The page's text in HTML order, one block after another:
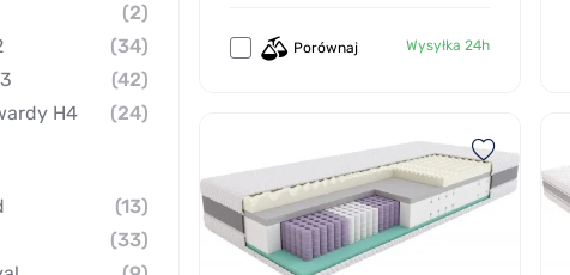
(2)
(34)
(42)
H4
(24)
(13)
(33)
Porównaj Wysyłka 24h